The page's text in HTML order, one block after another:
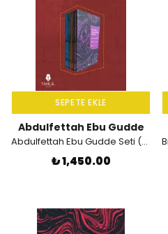
SEPETE EKLE
Abdulfettah Ebu Gudde
Abdulfettah Ebu Gudde Seti (6 Kitap)
₺ 1,450.00